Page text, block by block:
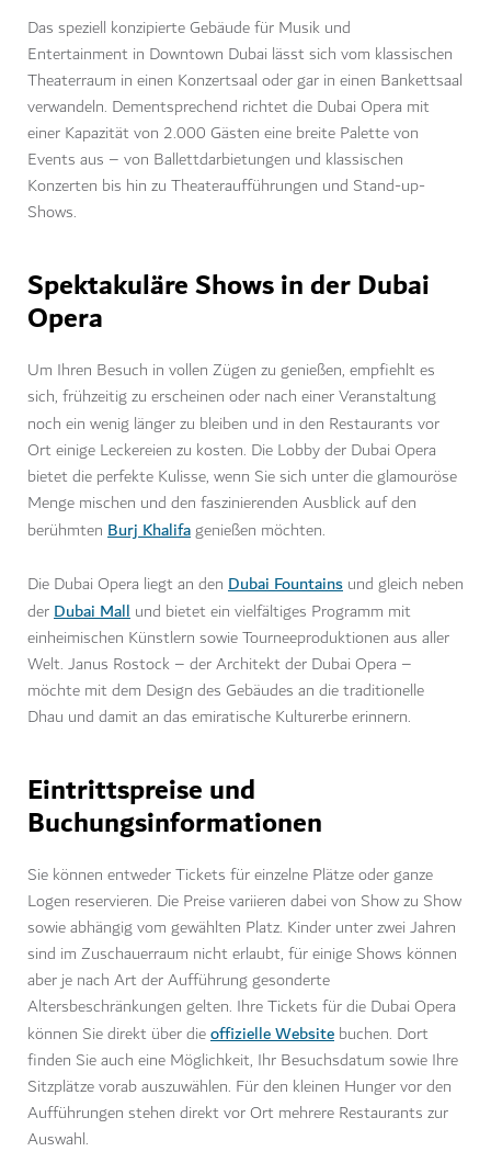
Das speziell konzipierte Gebäude für Musik und
Entertainment in Downtown Dubai lässt sich vom klassischen
Theaterraum in einen Konzertsaal oder gar in einen Bankettsaal
verwandeln. Dementsprechend richtet die Dubai Opera mit
einer Kapazität von 2.000 Gästen eine breite Palette von
Events aus – von Ballettdarbietungen und klassischen
Konzerten bis hin zu Theateraufführungen und Stand-up-
Shows.
Spektakuläre Shows in der Dubai
Opera
Um Ihren Besuch in vollen Zügen zu genießen, empfiehlt es
sich, frühzeitig zu erscheinen oder nach einer Veranstaltung
noch ein wenig länger zu bleiben und in den Restaurants vor
Ort einige Leckereien zu kosten. Die Lobby der Dubai Opera
bietet die perfekte Kulisse, wenn Sie sich unter die glamouröse
Menge mischen und den faszinierenden Ausblick auf den
berühmten Burj Khalifagenießen möchten.
Die Dubai Opera liegt an den Dubai Fountains und gleich neben
derDubai Mall und bietet ein vielfältiges Programm mit
einheimischen Künstlern sowie Tourneeproduktionen aus aller
Welt. Janus Rostock – der Architekt der Dubai Opera –
möchte mit dem Design des Gebäudes an die traditionelle
Dhau und damit an das emiratische Kulturerbe erinnern.
Eintrittspreise und
Buchungsinformationen
Sie können entweder Tickets für einzelne Plätze oder ganze
Logen reservieren. Die Preise variieren dabei von Show zu Show
sowie abhängig vom gewählten Platz. Kinder unter zwei Jahren
sind im Zuschauerraum nicht erlaubt, für einige Shows können
aber je nach Art der Aufführung gesonderte
Altersbeschränkungen gelten. Ihre Tickets für die Dubai Opera
können Sie direkt über dieoffizielle Website buchen. Dort
finden Sie auch eine Möglichkeit, Ihr Besuchsdatum sowie Ihre
Sitzplätze vorab auszuwählen. Für den kleinen Hunger vor den
Aufführungen stehen direkt vor Ort mehrere Restaurants zur
Auswahl.